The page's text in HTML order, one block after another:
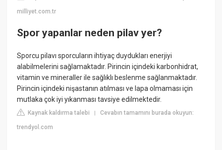
milliyet.com.tr
Spor yapanlar neden pilav yer?
Sporcu pilavı sporcuların ihtiyaç duydukları enerjiyi
alabilmelerini sağlamaktadır. Pirincin içindeki karbonhidrat,
vitamin ve mineraller ile sağlıklı beslenme sağlanmaktadır.
Pirincin içindeki nişastanın atılması ve lapa olmaması için
mutlaka çok iyi yıkanması tavsiye edilmektedir.
Kaynak kaldırma talebi |Cevabın tamamını burada okuyun:
trendyol.com